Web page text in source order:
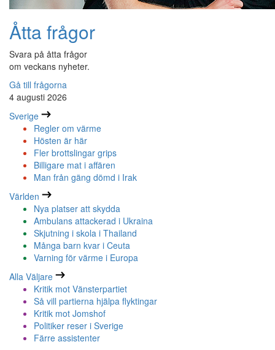
Åtta frågor
Svara på åtta frågor
om veckans nyheter.
Gå till frågorna
4 augusti 2026
Sverige
Regler om värme
Hösten är här
Fler brottslingar grips
Billigare mat i affären
Man från gäng dömd i Irak
Världen
Nya platser att skydda
Ambulans attackerad i Ukraina
Skjutning i skola i Thailand
Många barn kvar i Ceuta
Varning för värme i Europa
Alla Väljare
Kritik mot Vänsterpartiet
Så vill partierna hjälpa flyktingar
Kritik mot Jomshof
Politiker reser i Sverige
Färre assistenter